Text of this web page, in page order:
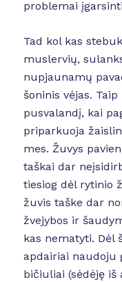
problemai
Tad kol kas
muslervių,
nupjaunamų
šoninis vėjas.
pusvalandį, kai
priparkuoja
mes. Žuvys
taškai dar
tiesiog dėl rytinio
žuvis taške dar
žvejybos ir
kas nematyti. Dėl
apdairiai naudoju
bičiuliai (sėdėję